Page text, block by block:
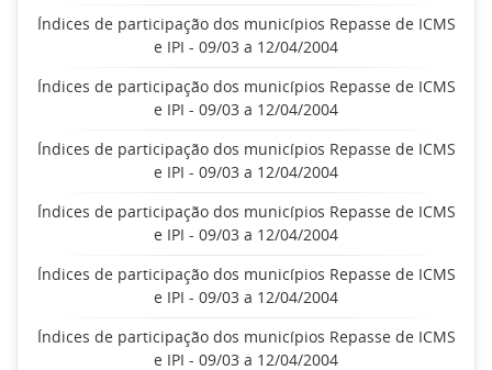
Índices de participação dos municípios Repasse de ICMS
e IPI - 09/03 a 12/04/2004
Índices de participação dos municípios Repasse de ICMS
e IPI - 09/03 a 12/04/2004
Índices de participação dos municípios Repasse de ICMS
e IPI - 09/03 a 12/04/2004
Índices de participação dos municípios Repasse de ICMS
e IPI - 09/03 a 12/04/2004
Índices de participação dos municípios Repasse de ICMS
e IPI - 09/03 a 12/04/2004
Índices de participação dos municípios Repasse de ICMS
e IPI - 09/03 a 12/04/2004